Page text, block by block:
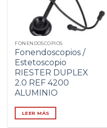
FONENDOSCOPIOS
Fonendoscopios /
Estetoscopio
RIESTER DUPLEX
2.0 REF 4200
ALUMINIO
LEER MÁS